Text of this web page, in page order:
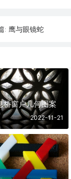
: 鹰与眼镜蛇
桥窗户几何图案
2022-11-21